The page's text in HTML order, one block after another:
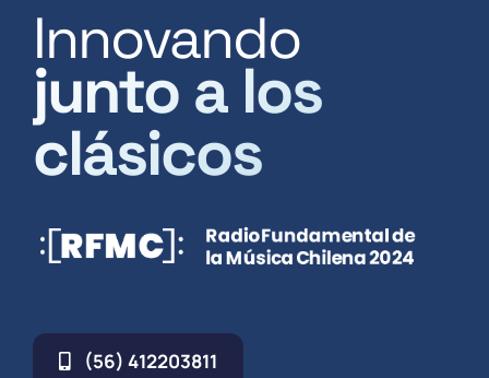
Innovando
junto a los
clásicos
(56) 412203811